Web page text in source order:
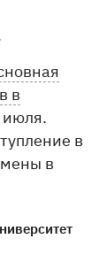
в
июля.
в
в